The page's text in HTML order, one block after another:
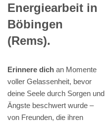
Energiearbeit in
Böbingen
(Rems).
Erinnere dich an Momente
voller Gelassenheit, bevor
deine Seele durch Sorgen und
Ängste beschwert wurde –
von Freunden, die ihren